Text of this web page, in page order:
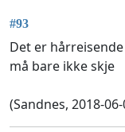
#93
Det er
må bare ikke skje
(Sandnes, 2018-